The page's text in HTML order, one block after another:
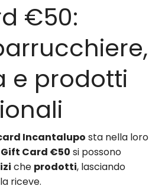
€50:
e prodotti
Incantalupo sta nella loro
Gift Card €50 si possono
che prodotti, lasciando
riceve.